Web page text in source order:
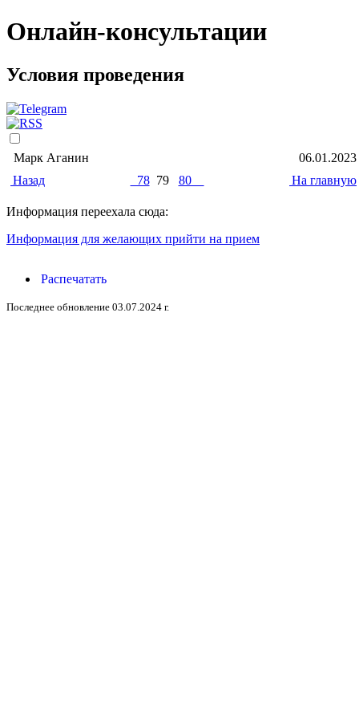
Онлайн-консультации
Условия проведения
Марк Аганин
06.01.2023
Назад
7879 80 На главную
Информация переехала сюда:
Информация для желающих прийти на прием
Распечатать
Последнее обновление 03.07.2024 г.